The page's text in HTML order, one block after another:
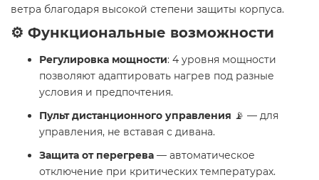
ветра благодаря высокой степени защиты корпуса.
⚙️ Функциональные возможности
Регулировка мощности: 4 уровня мощности
позволяют адаптировать нагрев под разные
условия и предпочтения.
Пульт дистанционного управления 📡 — для
управления, не вставая с дивана.
Защита от перегрева — автоматическое
отключение при критических температурах.